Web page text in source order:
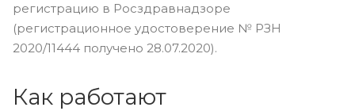
регистрацию в Росздравнадзоре
(регистрационное удостоверение № РЗН
2020/11444 получено 28.07.2020).
Как работают